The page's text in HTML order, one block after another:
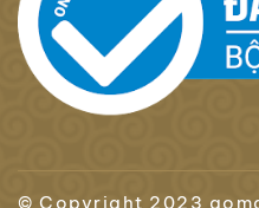
© Copyright 2023